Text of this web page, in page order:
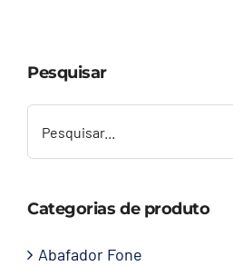
Contato
Pesquisar
Categorias de produto
Abafador Fone